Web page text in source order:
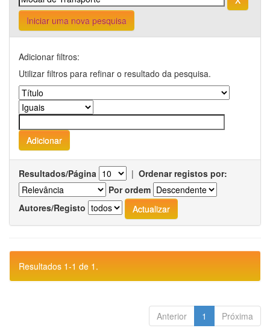
Iniciar uma nova pesquisa
Adicionar filtros:
Utilizar filtros para refinar o resultado da pesquisa.
Resultados/Página | Ordenar registos por:
Por ordem
Autores/Registo
Resultados 1-1 de 1.
Anterior 1 Próxima